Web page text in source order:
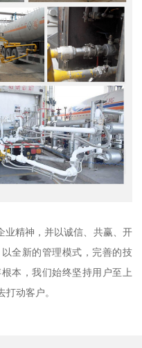
业精神，并以诚信、共赢、开
全新的管理模式，完善的技
本，我们始终坚持用户至上
动客户。